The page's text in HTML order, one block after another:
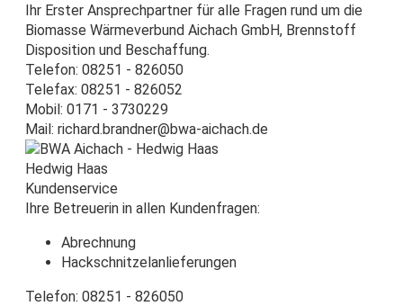
Ihr Erster Ansprechpartner für alle Fragen rund um die
Biomasse Wärmeverbund Aichach GmbH, Brennstoff
Disposition und Beschaffung.
Telefon: 08251 - 826050
Telefax: 08251 - 826052
Mobil: 0171 - 3730229
Mail: richard.brandner@bwa-aichach.de
Hedwig Haas
Kundenservice
Ihre Betreuerin in allen Kundenfragen:
Abrechnung
Hackschnitzelanlieferungen
Telefon: 08251 - 826050